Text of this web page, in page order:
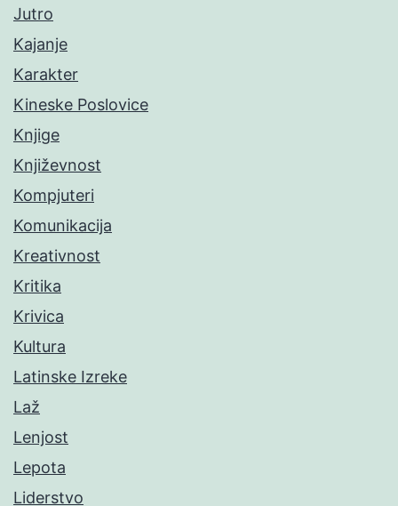
Jutro
Kajanje
Karakter
Kineske Poslovice
Knjige
Književnost
Kompjuteri
Komunikacija
Kreativnost
Kritika
Krivica
Kultura
Latinske Izreke
Laž
Lenjost
Lepota
Liderstvo